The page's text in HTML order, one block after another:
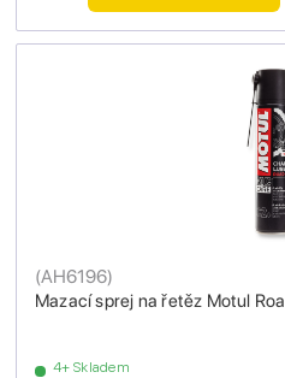
Mazací sprej na řetěz Motul
(AH6196)
4+ Skladem